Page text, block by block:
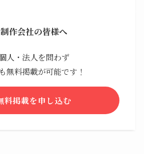
制作会社の皆様へ
人・法人を問わず
無料掲載が可能です！
料掲載を申し込む